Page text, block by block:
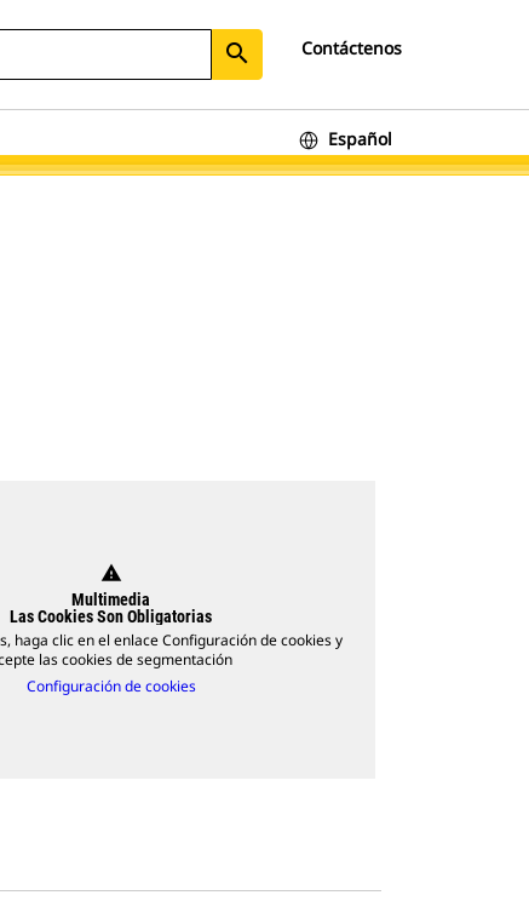
search Contáctenos
Español
warning
Multimedia
Las Cookies Son Obligatorias
haga clic en el enlace Configuración de cookies y
las cookies de segmentación
Configuración de cookies